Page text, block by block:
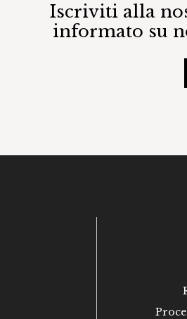
Iscriviti alla
informato su